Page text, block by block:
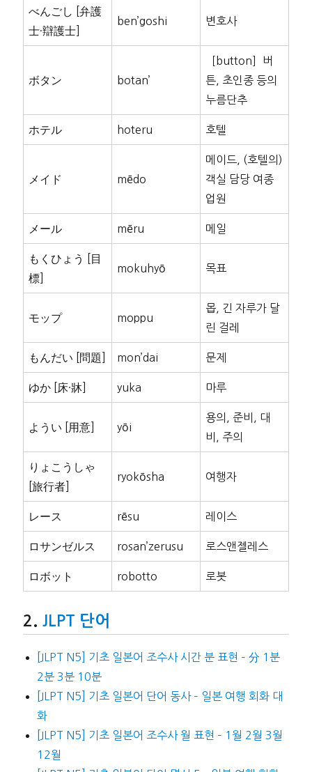
べんごし [弁護
士·辯護士]
ben’goshi 변호사
ボタン botan’
［button］버
튼, 초인종 등의
누름단추
ホテル hoteru 호텔
メイド mēdo
메이드, (호텔의)
객실 담당 여종
업원
メール mēru 메일
もくひょう [目
標]
mokuhyō 목표
モップ moppu
몹, 긴 자루가 달
린 걸레
もんだい [問題] mon’dai 문제
ゆか [床·牀] yuka 마루
ようい [用意] yōi
용의, 준비, 대
비, 주의
りょこうしゃ
[旅行者]
ryokōsha 여행자
レース rēsu 레이스
ロサンゼルス rosan’zerusu 로스앤젤레스
ロボット robotto 로봇
JLPT 단어
[JLPT N5] 기초 일본어 조수사 시간 분 표현 – 分 1분
2분 3분 10분
[JLPT N5] 기초 일본어 단어 동사 – 일본 여행 회화 대
화
[JLPT N5] 기초 일본어 조수사 월 표현 – 1월 2월 3월
12월